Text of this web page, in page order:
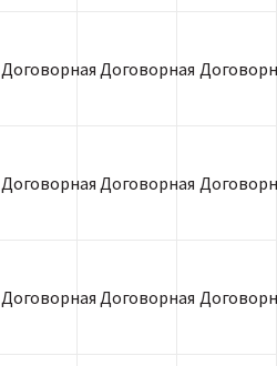
Договорная Договорная
Договорная Договорная
Договорная Договорная